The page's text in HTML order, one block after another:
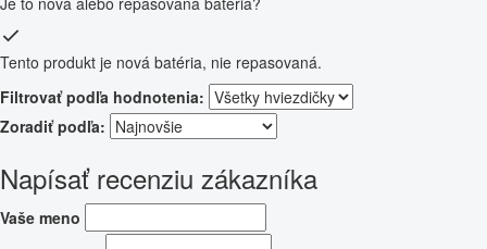
Tento produkt je nová batéria, nie repasovaná.
Filtrovať podľa hodnotenia:
Zoradiť podľa:
Napísať recenziu zákazníka
Vaše meno